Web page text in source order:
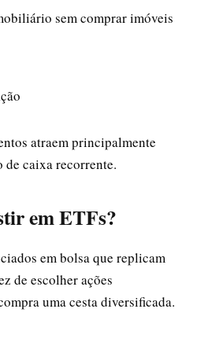
sem comprar imóveis
atraem principalmente
de caixa recorrente.
em ETFs?
em bolsa que replicam
de escolher ações
uma cesta diversificada.